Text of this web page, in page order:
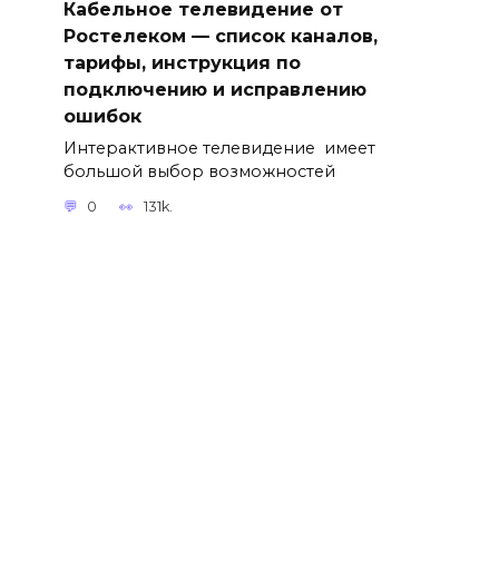
Кабельное телевидение от
Ростелеком — список каналов,
тарифы, инструкция по
подключению и исправлению
ошибок
Интерактивное телевидение имеет
большой выбор возможностей
0 131k.